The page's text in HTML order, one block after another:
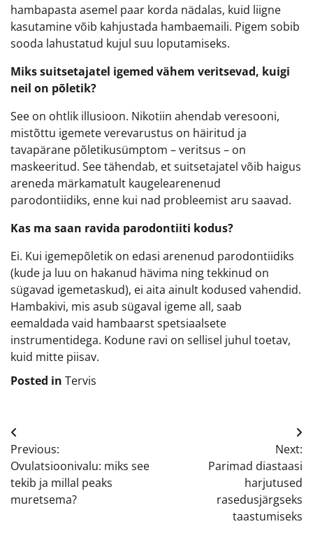
hambapasta asemel paar korda nädalas, kuid liigne
kasutamine võib kahjustada hambaemaili. Pigem sobib
sooda lahustatud kujul suu loputamiseks.
Miks suitsetajatel igemed vähem veritsevad, kuigi
neil on põletik?
See on ohtlik illusioon. Nikotiin ahendab veresooni,
mistõttu igemete verevarustus on häiritud ja
tavapärane põletikusümptom – veritsus – on
maskeeritud. See tähendab, et suitsetajatel võib haigus
areneda märkamatult kaugelearenenud
parodontiidiks, enne kui nad probleemist aru saavad.
Kas ma saan ravida parodontiiti kodus?
Ei. Kui igemepõletik on edasi arenenud parodontiidiks
(kude ja luu on hakanud hävima ning tekkinud on
sügavad igemetaskud), ei aita ainult kodused vahendid.
Hambakivi, mis asub sügaval igeme all, saab
eemaldada vaid hambaarst spetsiaalsete
instrumentidega. Kodune ravi on sellisel juhul toetav,
kuid mitte piisav.
Posted in Tervis
Navigeerimine
Previous:
Ovulatsioonivalu: miks see
tekib ja millal peaks
muretsema?
Next:
Parimad diastaasi
harjutused
rasedusjärgseks
taastumiseks